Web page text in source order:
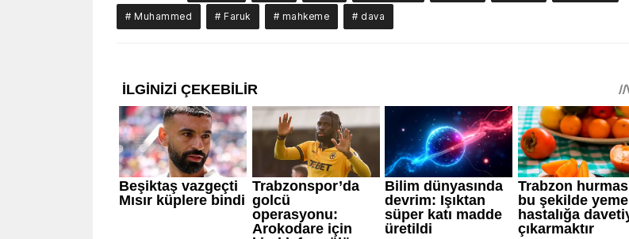
# Muhammed # Faruk # mahkeme # dava